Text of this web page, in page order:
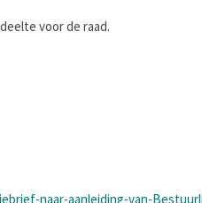
voor de raad.
naar-aanleiding-van-